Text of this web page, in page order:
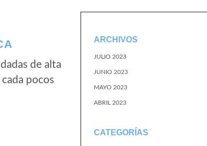
de alta
pocos
ARCHIVOS
JULIO 2023
JUNIO 2023
MAYO 2023
ABRIL 2023
CATEGORÍAS